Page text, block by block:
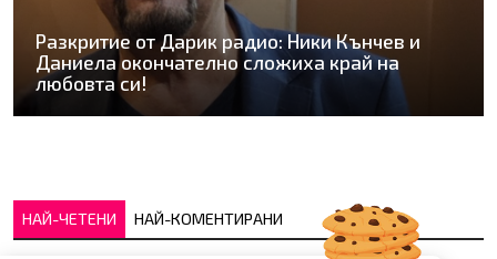
Разкритие от Дарик радио: Ники Кънчев и
Даниела окончателно сложиха край на
любовта си!
НАЙ-ЧЕТЕНИ НАЙ-КОМЕНТИРАНИ